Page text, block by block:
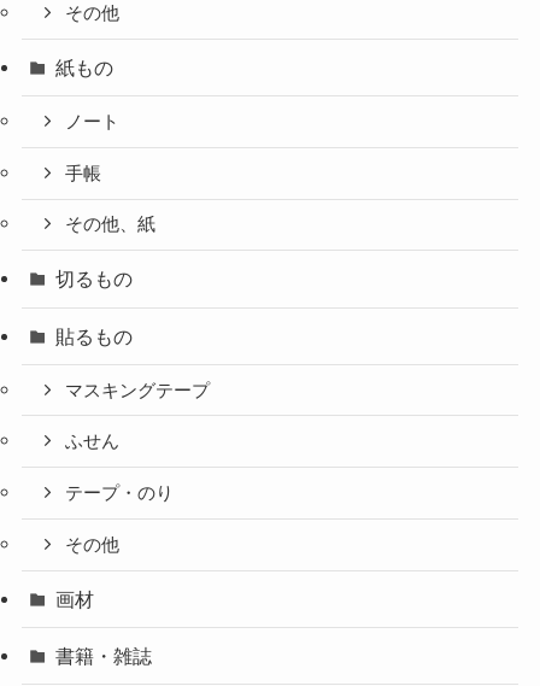
その他
紙もの
ノート
手帳
その他、紙
切るもの
貼るもの
マスキングテープ
ふせん
テープ・のり
その他
画材
書籍・雑誌